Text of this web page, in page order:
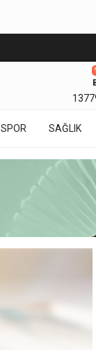
SPOR SAĞLIK